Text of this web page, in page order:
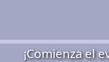
¡Comienza el